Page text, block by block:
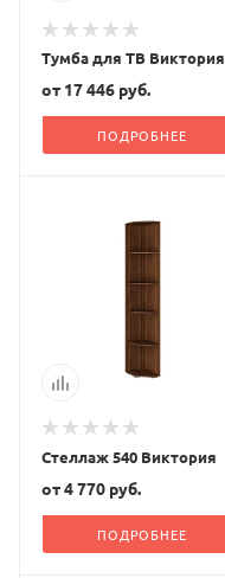
Тумба для ТВ Виктория
от 17 446 руб.
ПОДРОБНЕЕ
Стеллаж 540 Виктория
от4 770 руб.
ПОДРОБНЕЕ